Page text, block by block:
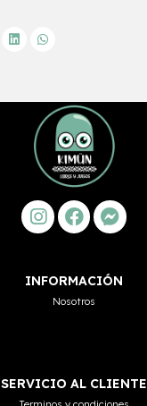
INFORMACIÓN
Nosotros
SERVICIO AL CLIENTE